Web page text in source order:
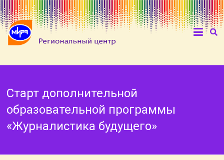
Старт дополнительной
образовательной программы
«Журналистика будущего»